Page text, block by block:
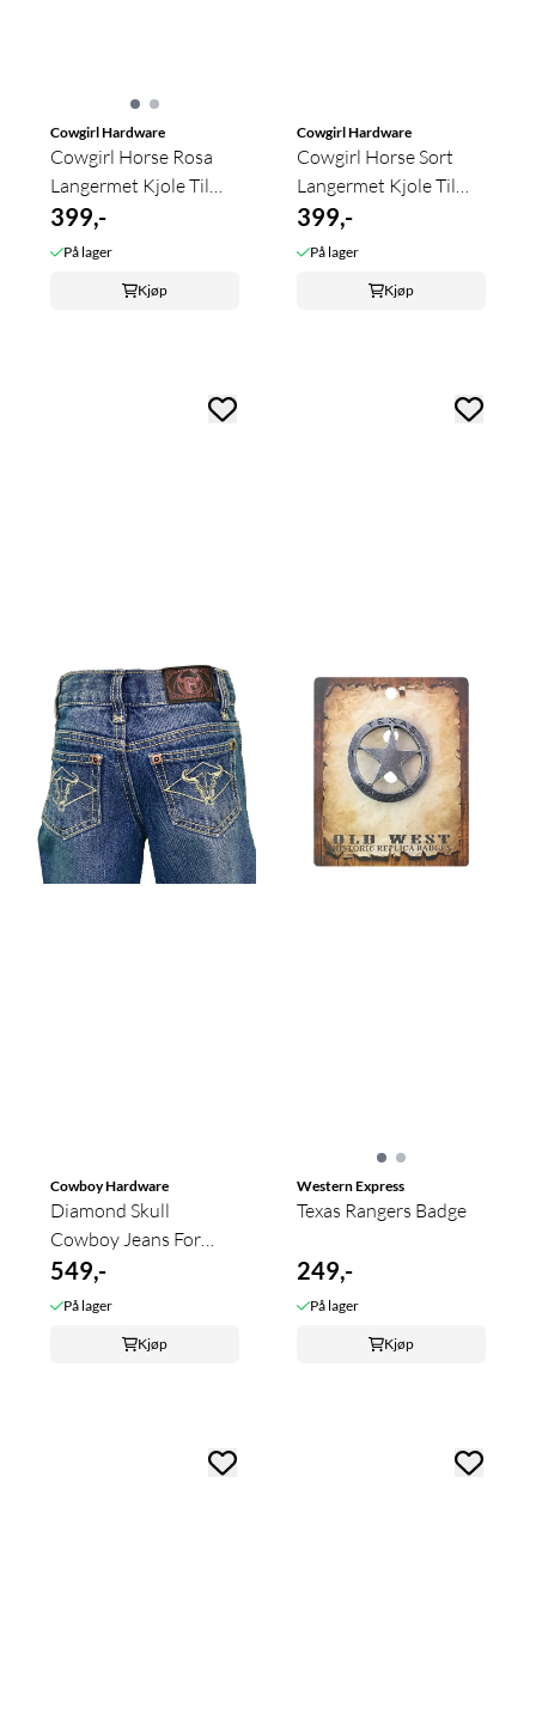
Cowgirl Hardware
Cowgirl Horse Rosa
Langermet Kjole Til
Barn
399,-
På lager
Kjøp
Cowgirl Hardware
Cowgirl Horse Sort
Langermet Kjole Til
Barn
399,-
På lager
Kjøp
Cowboy Hardware
Diamond Skull
Cowboy Jeans For
Gutt
549,-
På lager
Kjøp
Western Express
Texas Rangers Badge
249,-
På lager
Kjøp